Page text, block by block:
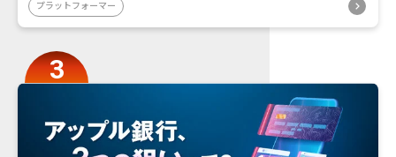
プラットフォーマー